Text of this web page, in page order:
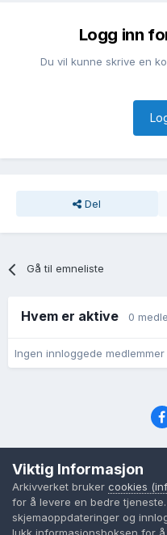
Logg inn
Du vil kunne skrive en
Del
Gå til emneliste
Hvem er aktive 0
Ingen innloggede medlemmer
Cookies
Powered by
Viktig Informasjon
Arkivverket bruker cookies
for å levere en bedre
skjemaoppdateringer og